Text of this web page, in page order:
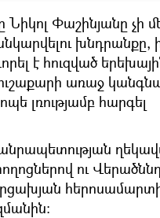
Փաշինյանը չի
խնդրանքը,
է հուզված
առաջ
լռությամբ հարգել
ու